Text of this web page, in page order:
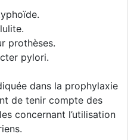
prothèses.
pylori.
dans la prophylaxie
de tenir compte des
concernant l’utilisation